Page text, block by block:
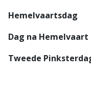
Hemelvaartsdag
Dag na Hemelvaart
Tweede